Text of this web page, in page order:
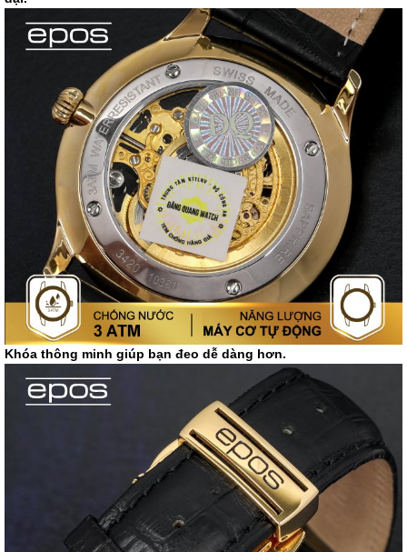
Khóa thông minh giúp bạn đeo dễ dàng hơn.